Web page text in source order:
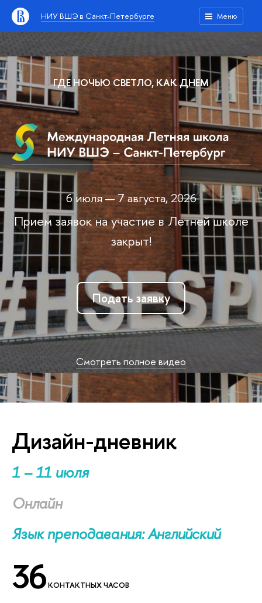
НИУ ВШЭ в Санкт-Петербурге Меню
ГДЕ НОЧЬЮ СВЕТЛО, КАК ДНЕМ
6 июля — 7 августа, 2026
Прием заявок на участие в Летней школе
закрыт!
Подать заявку
Смотреть полное видео
Дизайн-дневник
1 – 11 июля
Онлайн
Язык преподавания: Английский
36КОНТАКТНЫХ ЧАСОВ